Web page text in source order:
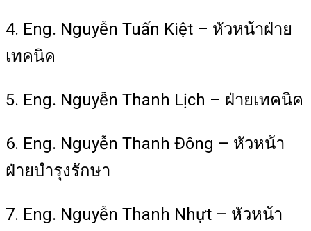
4. Eng. Nguyễn Tuấn Kiệt – หัวหน้าฝ่าย
เทคนิค
5. Eng. Nguyễn Thanh Lịch – ฝ่ายเทคนิค
6. Eng. Nguyễn Thanh Đông – หัวหน้า
ฝ่ายบำรุงรักษา
7. Eng. Nguyễn Thanh Nhựt – หัวหน้า